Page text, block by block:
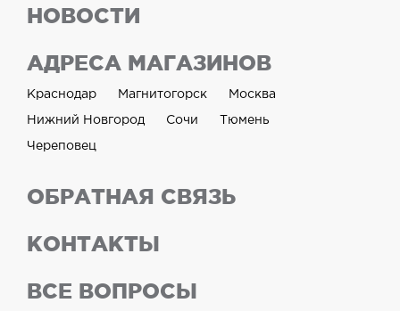
НОВОСТИ
АДРЕСА МАГАЗИНОВ
Краснодар Магнитогорск Москва
Нижний Новгород Сочи Тюмень
Череповец
ОБРАТНАЯ СВЯЗЬ
КОНТАКТЫ
ВСЕ ВОПРОСЫ